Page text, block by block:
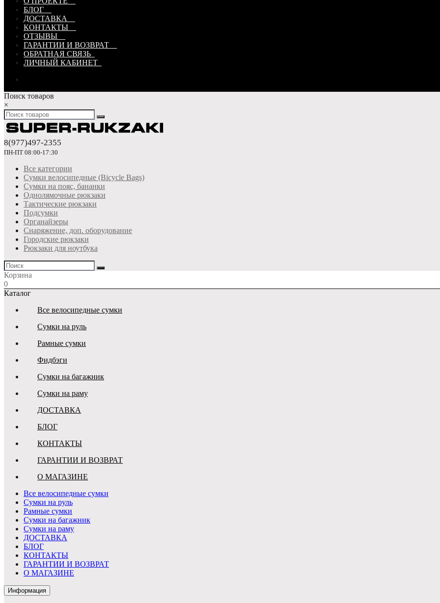
БЛОГ
ДОСТАВКА
КОНТАКТЫ
ОТЗЫВЫ
ГАРАНТИИ И ВОЗВРАТ
ОБРАТНАЯ СВЯЗЬ
ЛИЧНЫЙ КАБИНЕТ
Поиск товаров
×
8(977)497-2355
ПН-ПТ 08:00-17:30
Все категории
Сумки велосипедные (Bicycle Bags)
Сумки на пояс, бананки
Однолямочные рюкзаки
Тактические рюкзаки
Подсумки
Органайзеры
Снаряжение, доп. оборудование
Городские рюкзаки
Рюкзаки для ноутбука
Корзина
0
Каталог
Все велосипедные сумки
Сумки на руль
Рамные сумки
Фидбэги
Сумки на багажник
Сумки на раму
ДОСТАВКА
БЛОГ
КОНТАКТЫ
ГАРАНТИИ И ВОЗВРАТ
О МАГАЗИНЕ
Все велосипедные сумки
Сумки на руль
Рамные сумки
Сумки на багажник
Сумки на раму
ДОСТАВКА
БЛОГ
КОНТАКТЫ
ГАРАНТИИ И ВОЗВРАТ
О МАГАЗИНЕ
Информация